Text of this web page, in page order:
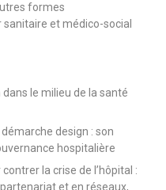
formes
et médico-social
le milieu de la santé
design : son
hospitalière
la crise de l’hôpital :
et en réseaux,